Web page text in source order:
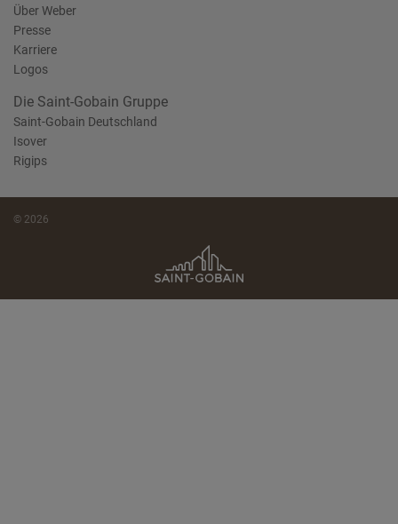
Über Weber
Presse
Karriere
Logos
Die Saint-Gobain Gruppe
Saint-Gobain Deutschland
Isover
Rigips
© 2026